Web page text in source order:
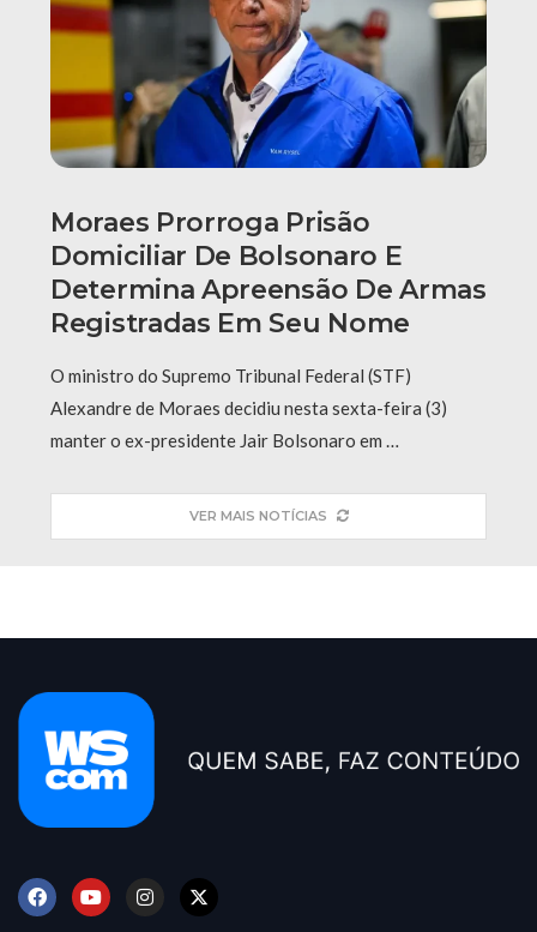
Moraes Prorroga Prisão
Domiciliar De Bolsonaro E
Determina Apreensão De Armas
Registradas Em Seu Nome
O ministro do Supremo Tribunal Federal (STF)
Alexandre de Moraes decidiu nesta sexta-feira (3)
manter o ex-presidente Jair Bolsonaro em …
VER MAIS NOTÍCIAS